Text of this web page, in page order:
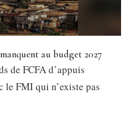
au budget 2027
de FCFA d’appuis
le FMI qui n’existe pas